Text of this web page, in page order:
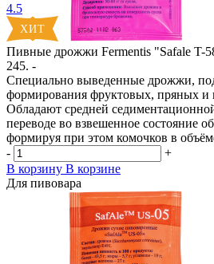
4.5
Пивные дрожжи Fermentis "Safale T-
245. -
Специально выведенные дрожжи,
формирования фруктовых, пряных и
Обладают средней
переводе во взвешенное состояние
формируя при этом комочков в
-
+
В корзину В корзине
Для пивовара